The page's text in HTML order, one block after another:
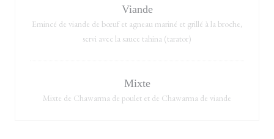
Viande
Emincé de viande de bœuf et agneau mariné et grillé à la broche,
servi avec la sauce tahina (tarator)
Mixte
Mixte de Chawarma de poulet et de Chawarma de viande